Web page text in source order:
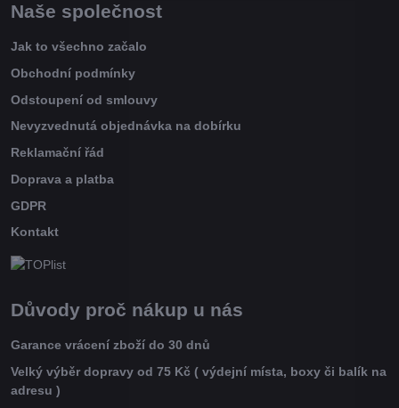
Naše společnost
Jak to všechno začalo
Obchodní podmínky
Odstoupení od smlouvy
Nevyzvednutá objednávka na dobírku
Reklamační řád
Doprava a platba
GDPR
Kontakt
Důvody proč nákup u nás
Garance vrácení zboží do 30 dnů
Velký výběr dopravy od 75 Kč ( výdejní místa, boxy či balík na
adresu )